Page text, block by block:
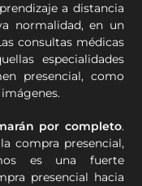
a distancia
normalidad, en un
consultas médicas
especialidades
presencial, como
por completo.
compra presencial,
es una fuerte
presencial hacia